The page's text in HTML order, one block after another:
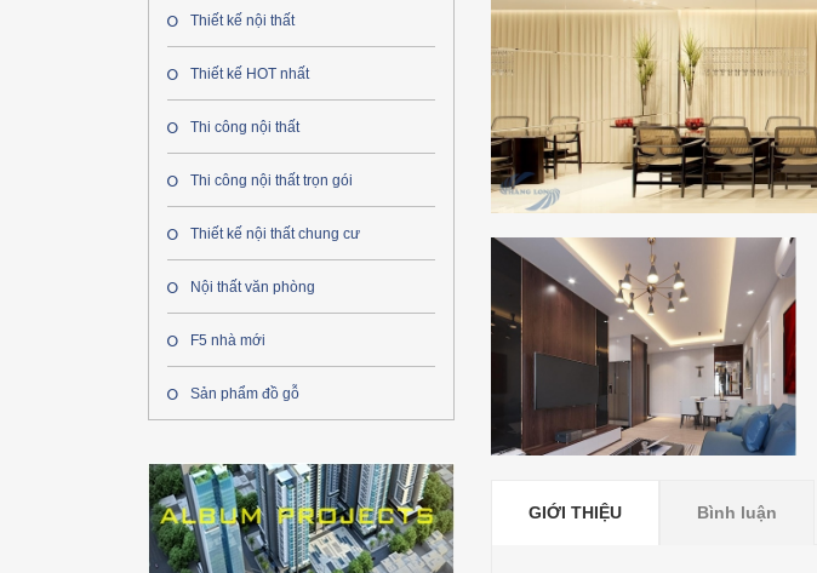
Thiết kế nội thất
Thiết kế HOT nhất
Thi công nội thất
Thi công nội thất trọn gói
Thiết kế nội thất chung cư
Nội thất văn phòng
F5 nhà mới
Sản phẩm đồ gỗ
GIỚI THIỆU Bình luận